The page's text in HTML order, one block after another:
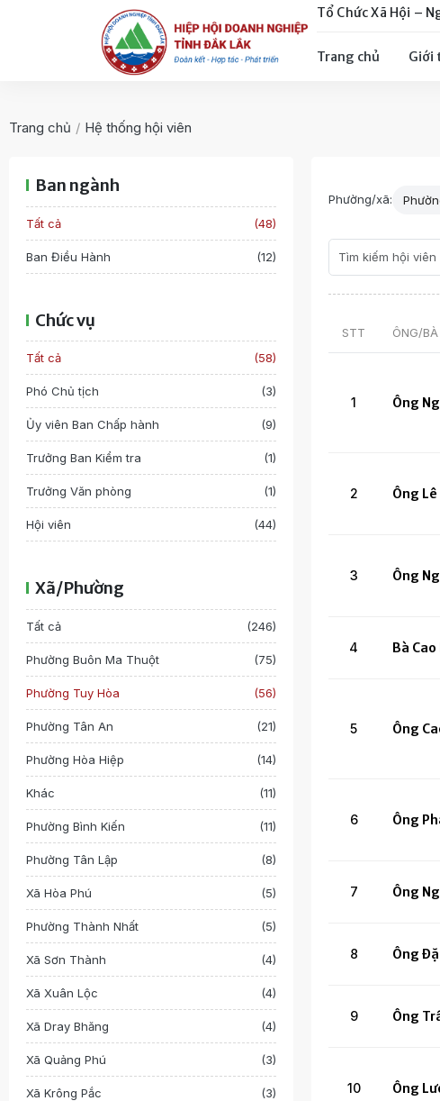
Tổ Chức Xã Hội –
Trang chủ Giới
Trang chủ / Hệ thống hội viên
Ban ngành
Tất cả (48)
Ban Điều Hành (12)
Chức vụ
Tất cả (58)
Phó Chủ tịch (3)
Ủy viên Ban Chấp hành (9)
Trưởng Ban Kiểm tra (1)
Trưởng Văn phòng (1)
Hội viên (44)
Xã/Phường
Tất cả (246)
Phường Buôn Ma Thuột (75)
Phường Tuy Hòa (56)
Phường Tân An (21)
Phường Hòa Hiệp (14)
Khác (11)
Phường Bình Kiến (11)
Phường Tân Lập (8)
Xã Hòa Phú (5)
Phường Thành Nhất (5)
Xã Sơn Thành (4)
Xã Xuân Lộc (4)
Xã Dray Bhăng (4)
Xã Quảng Phú (3)
Xã Krông Pắc (3)
Phường/xã:
STT ÔNG/BÀ
1 Ông
2 Ông
3 Ông
4 Bà
5 Ông
6 Ông
7 Ông
8 Ông
9 Ông
10 Ông